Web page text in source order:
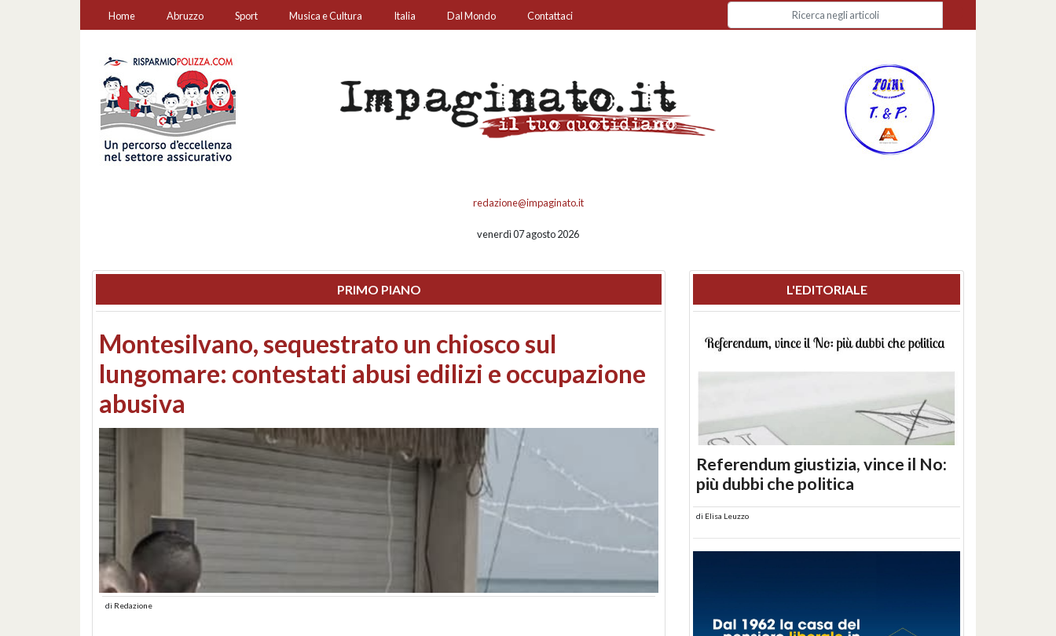
Home Abruzzo Sport Musica e Cultura Italia Dal Mondo Contattaci
redazione@impaginato.it
venerdì 07 agosto 2026
PRIMO PIANO
Consiglio regionale: confronto su call center,
Consorzi di bonifica e danni da maltempo
Redazione
L'EDITORIALE
Referendum giustizia, vince il No:
più dubbi che politica
di Elisa Leuzzo